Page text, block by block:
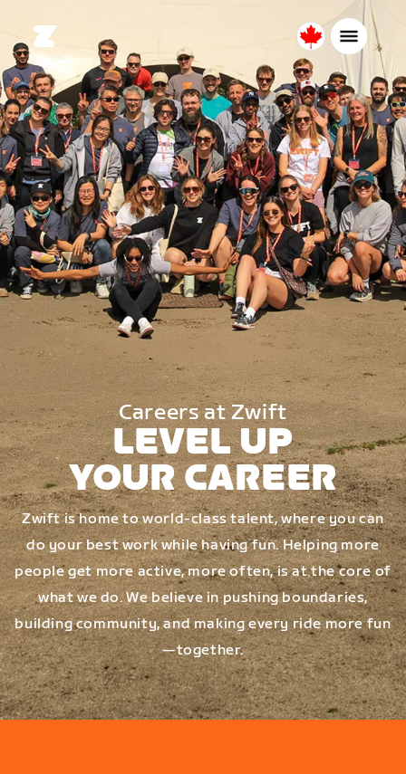
Canada
Français
Careers at Zwift
LEVEL UP
YOUR CAREER
Zwift is home to world-class talent, where you can
do your best work while having fun. Helping more
people get more active, more often, is at the core of
what we do. We believe in pushing boundaries,
building community, and making every ride more fun
—together.